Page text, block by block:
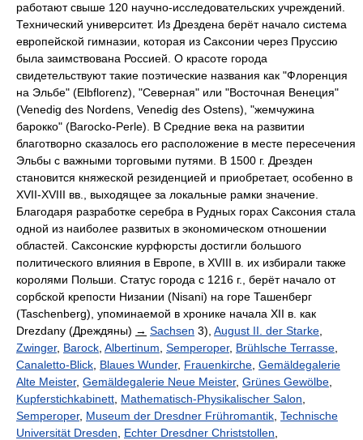
работают свыше 120 научно-исследовательских учреждений.
Технический университет. Из Дрездена берёт начало система
европейской гимназии, которая из Саксонии через Пруссию
была заимствована Россией. О красоте города
свидетельствуют такие поэтические названия как "Флоренция
на Эльбе" (Elbflorenz), "Северная" или "Восточная Венеция"
(Venedig des Nordens, Venedig des Ostens), "жемчужина
барокко" (Barocko-Perle). В Средние века на развитии
благотворно сказалось его расположение в месте пересечения
Эльбы с важными торговыми путями. В 1500 г. Дрезден
становится княжеской резиденцией и приобретает, особенно в
XVII-XVIII вв., выходящее за локальные рамки значение.
Благодаря разработке серебра в Рудных горах Саксония стала
одной из наиболее развитых в экономическом отношении
областей. Саксонские курфюрсты достигли большого
политического влияния в Европе, в XVIII в. их избирали также
королями Польши. Статус города с 1216 г., берёт начало от
сорбской крепости Низании (Nisani) на горе Ташенберг
(Taschenberg), упоминаемой в хронике начала XII в. как
Drezdany (Дреждяны) → Sachsen 3), August II. der Starke
Zwinger, Barock Albertinum Semperoper, Brühlsche Terrasse
Canaletto-Blick Blaues Wunder, Frauenkirche Gemäldegalerie
Alte Meister, Gemäldegalerie Neue Meister, Grünes Gewölbe
Kupferstichkabinett Mathematisch-Physikalischer Salon
Semperoper, Museum der Dresdner Frühromantik Technische
Universität Dresden
Echter Dresdner Christstollen